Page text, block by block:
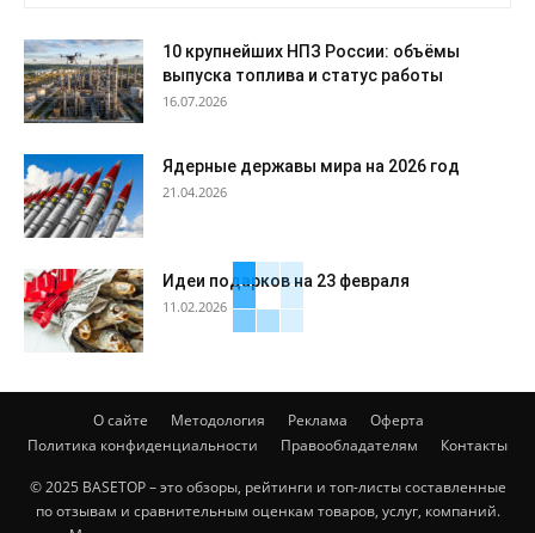
10 крупнейших НПЗ России: объёмы
выпуска топлива и статус работы
16.07.2026
Ядерные державы мира на 2026 год
21.04.2026
Идеи подарков на 23 февраля
11.02.2026
О сайте Методология Реклама
Оферта
Политика конфиденциальности
Правообладателям Контакты
© 2025 BASETOP – это обзоры, рейтинги и топ-листы составленные
по отзывам и сравнительным оценкам товаров, услуг, компаний.